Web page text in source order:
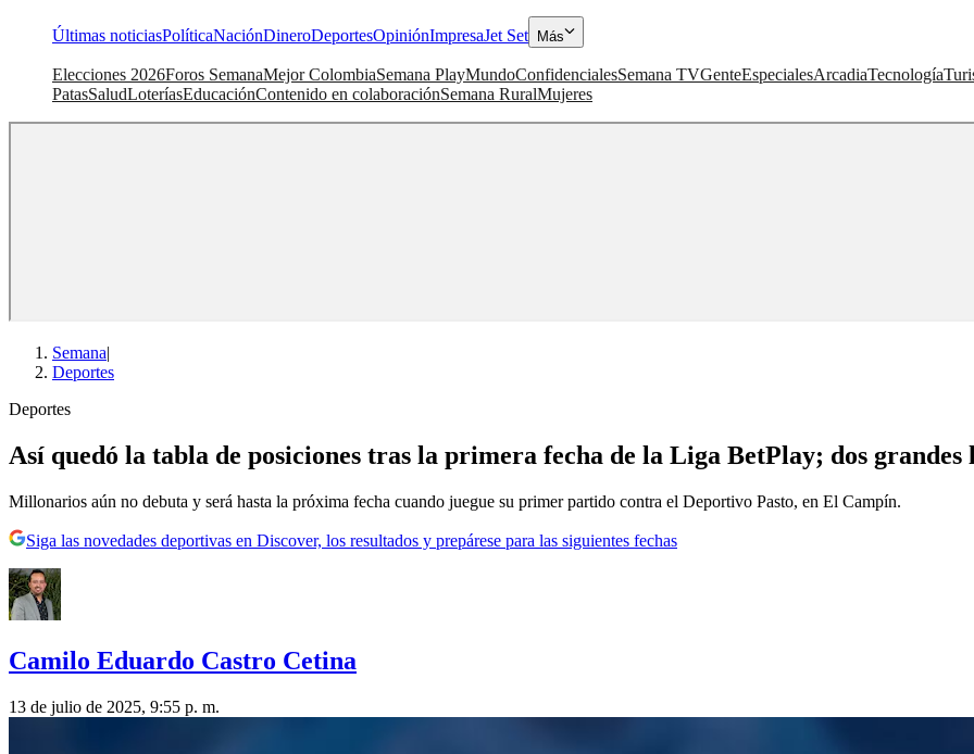
Últimas noticiasPolíticaNaciónDineroDeportesOpiniónImpresaJet Set Más
Elecciones 2026Foros SemanaMejor ColombiaSemana PlayMundoConfidencialesSemana TVGenteEspecialesArcadiaTecnología
PatasSaludLoteríasEducaciónContenido en colaboraciónSemana RuralMujeres
Semana|
Deportes
Deportes
Así quedó la tabla de posiciones tras la primera fecha de la Liga BetPlay; dos grandes
Millonarios aún no debuta y será hasta la próxima fecha cuando juegue su primer partido contra el Deportivo Pasto, en El Campín.
Siga las novedades deportivas en Discover, los resultados y prepárese para las siguientes fechas
Camilo Eduardo Castro Cetina
13 de julio de 2025, 9:55 p. m.